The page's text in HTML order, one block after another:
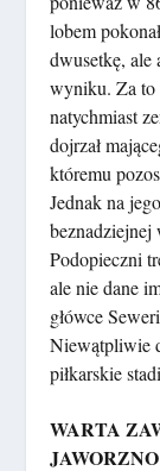
lobem
dwusetkę, ale
wyniku. Za to
natychmiast
dojrzał
któremu
Jednak na
beznadziejnej
Podopieczni
ale nie dane
główce
Niewątpliwie
piłkarskie
WARTA